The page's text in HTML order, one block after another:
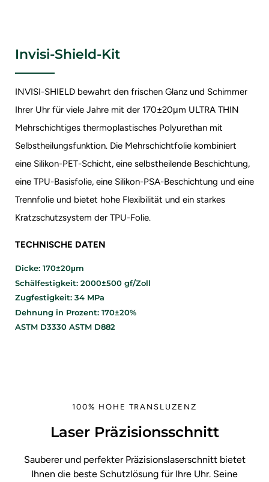
Invisi-Shield-Kit
INVISI-SHIELD bewahrt den frischen Glanz und Schimmer
Ihrer Uhr für viele Jahre mit der 170±20μm ULTRA THIN
Mehrschichtiges thermoplastisches Polyurethan mit
Selbstheilungsfunktion. Die Mehrschichtfolie kombiniert
eine Silikon-PET-Schicht, eine selbstheilende Beschichtung,
eine TPU-Basisfolie, eine Silikon-PSA-Beschichtung und eine
Trennfolie und bietet hohe Flexibilität und ein starkes
Kratzschutzsystem der TPU-Folie.
TECHNISCHE DATEN
Dicke: 170±20μm
Schälfestigkeit: 2000±500 gf/Zoll
Zugfestigkeit: 34 MPa
Dehnung in Prozent: 170±20%
ASTM D3330 ASTM D882
100% HOHE TRANSLUZENZ
Laser Präzisionsschnitt
Sauberer und perfekter Präzisionslaserschnitt bietet
Ihnen die beste Schutzlösung für Ihre Uhr. Seine